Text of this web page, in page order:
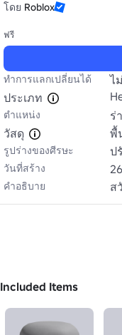
โดย Roblox
ฟรี
ทำการแลกเปลี่ยนได้
ไ
ประเภท
ตำแหน่ง
ร่
วัสดุ
พื้
รูปร่างของศีรษะ ป
วันที่สร้าง
คำอธิบาย ส
Included Items